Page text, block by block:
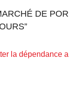
DE POR
la dépendance a